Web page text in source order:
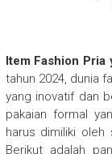
Item Fashion
tahun 2024, dunia
yang inovatif dan
pakaian formal
harus dimiliki
Berikut adalah